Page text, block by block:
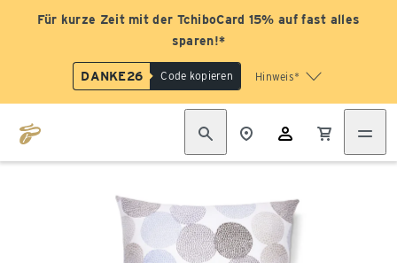
Für kurze Zeit mit der TchiboCard 15% auf fast alles
sparen!*
DANKE26 Code kopieren Hinweis*